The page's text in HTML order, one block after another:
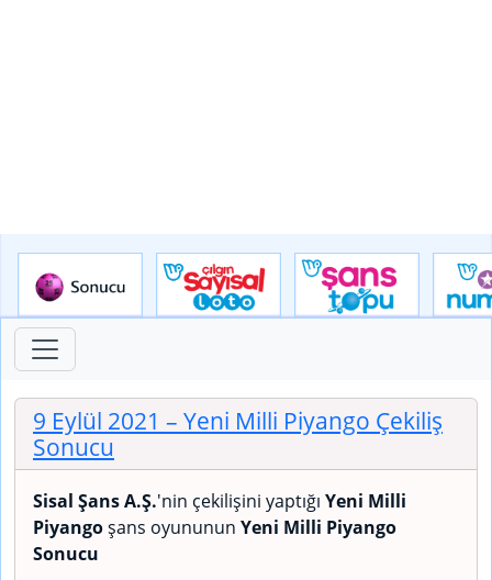
9 Eylül 2021 – Yeni Milli Piyango Çekiliş
Sonucu
Sisal Şans A.Ş.'nin çekilişini yaptığı Yeni Milli
Piyangoşans oyununun Yeni Milli Piyango
Sonucu